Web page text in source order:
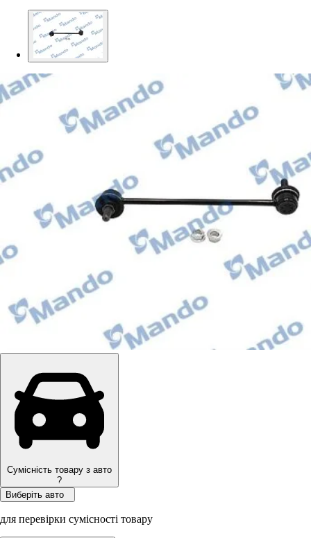
Сумісність товару з авто
?
Виберіть авто
для перевірки сумісності товару